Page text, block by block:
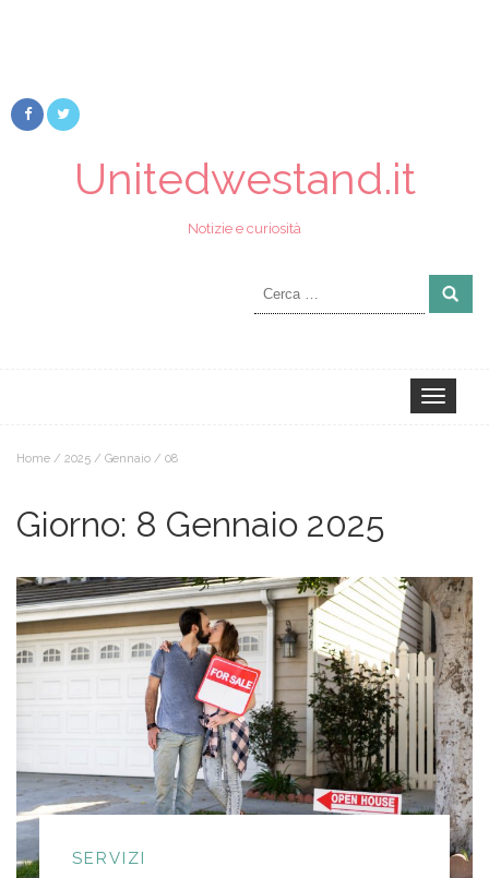
Unitedwestand.it
Notizie e curiosità
Ricerca
Toggle
navigation
Home / 2025 / Gennaio / 08
Giorno: 8 Gennaio 2025
SERVIZI